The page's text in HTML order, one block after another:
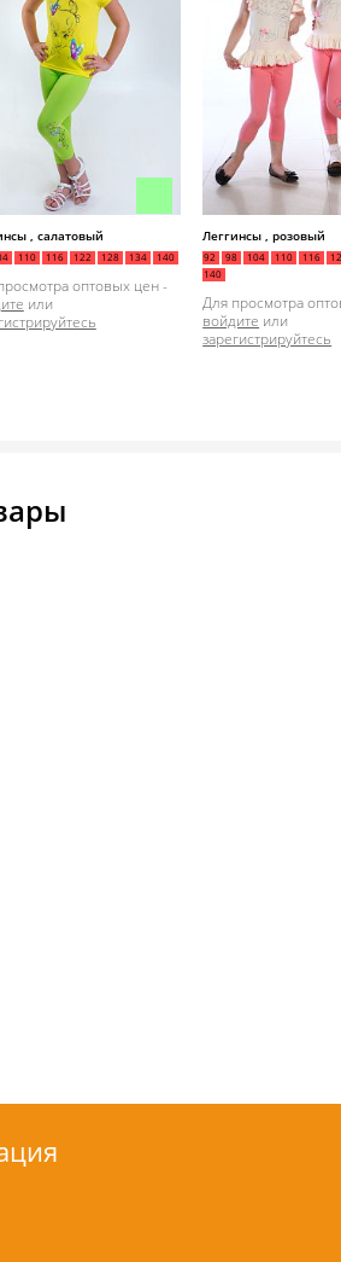
, салатовый
110 116 122 128 134 140
оптовых цен -
или
Леггинсы , розовый
92 98 104 110 116
140
Для просмотра
войдите или
зарегистрируйтесь